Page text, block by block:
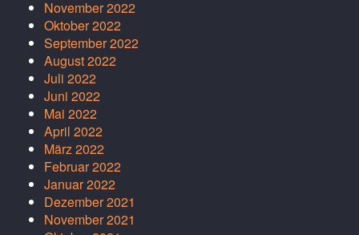
November 2022
Oktober 2022
September 2022
August 2022
Juli 2022
Juni 2022
Mai 2022
April 2022
März 2022
Februar 2022
Januar 2022
Dezember 2021
November 2021